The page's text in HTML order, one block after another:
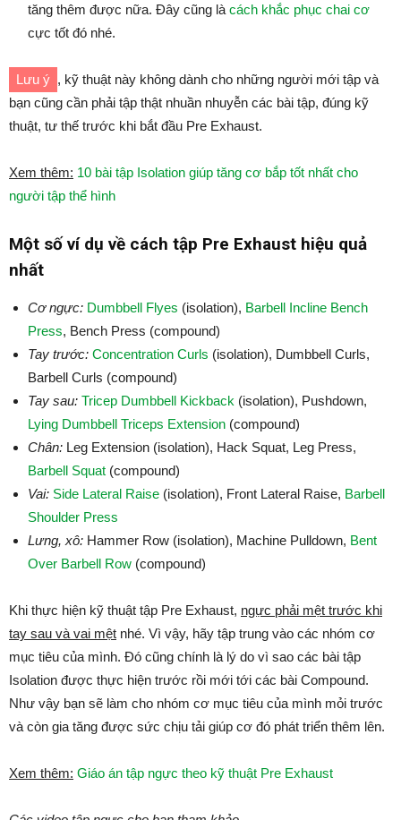
tăng thêm được nữa. Đây cũng là cách khắc phục chai cơ
cực tốt đó nhé.
Lưu ý , kỹ thuật này không dành cho những người mới tập và
bạn cũng cần phải tập thật nhuần nhuyễn các bài tập, đúng kỹ
thuật, tư thế trước khi bắt đầu Pre Exhaust.
Xem thêm: 10 bài tập Isolation giúp tăng cơ bắp tốt nhất cho
người tập thể hình
Một số ví dụ về cách tập Pre Exhaust hiệu quả
nhất
Cơ ngực: Dumbbell Flyes (isolation), Barbell Incline Bench
Press, Bench Press (compound)
Tay trước: Concentration Curls (isolation), Dumbbell Curls,
Barbell Curls (compound)
Tay sau: Tricep Dumbbell Kickback (isolation), Pushdown,
Lying Dumbbell Triceps Extension (compound)
Chân: Leg Extension (isolation), Hack Squat, Leg Press,
Barbell Squat (compound)
Vai: Side Lateral Raise (isolation), Front Lateral Raise, Barbell
Shoulder Press
Lưng, xô: Hammer Row (isolation), Machine Pulldown, Bent
Over Barbell Row (compound)
Khi thực hiện kỹ thuật tập Pre Exhaust, ngực phải mệt trước khi
tay sau và vai mệt nhé. Vì vậy, hãy tập trung vào các nhóm cơ
mục tiêu của mình. Đó cũng chính là lý do vì sao các bài tập
Isolation được thực hiện trước rồi mới tới các bài Compound.
Như vậy bạn sẽ làm cho nhóm cơ mục tiêu của mình mỏi trước
và còn gia tăng được sức chịu tải giúp cơ đó phát triển thêm lên.
Xem thêm: Giáo án tập ngực theo kỹ thuật Pre Exhaust